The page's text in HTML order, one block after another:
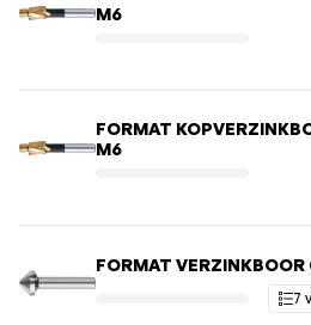
M6
FORMAT
M6
FORMAT VERZINKBOOR
7